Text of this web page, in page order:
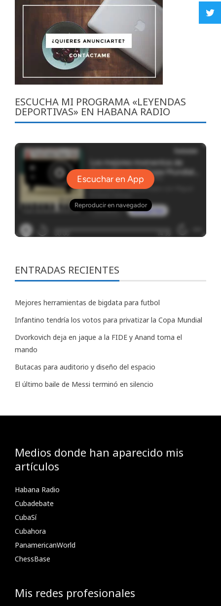
ESCUCHA MI PROGRAMA «LEYENDAS
DEPORTIVAS» EN HABANA RADIO
ENTRADAS RECIENTES
Mejores herramientas de bigdata para futbol
Infantino tendría los votos para privatizar la Copa Mundial
Dvorkovich deja en jaque a la FIDE y Anand toma el
mando
Butacas para auditorio y diseño del espacio
El último baile de Messi terminó en silencio
Medios donde han aparecido mis
artículos
Habana Radio
Cubadebate
CubaSí
Cubahora
PanamericanWorld
ChessBase
Mis redes profesionales